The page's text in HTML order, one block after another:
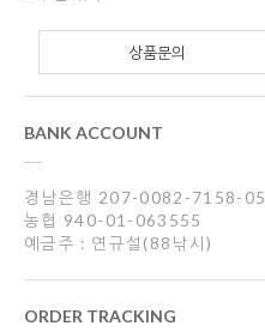
상품문의
BANK ACCOUNT
경남은행 207-0082-7158-05
농협 940-01-063555
예금주 : 연규설(88낚시)
ORDER TRACKING